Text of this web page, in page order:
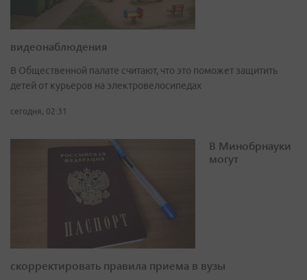
видеонаблюдения
В Общественной палате считают, что это поможет защитить
детей от курьеров на электровелосипедах
сегодня, 02:31
В Минобрнауки
могут
скорректировать правила приема в вузы